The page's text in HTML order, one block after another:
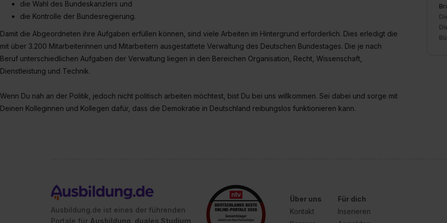
die Wahl des Bundeskanzlers und
die Kontrolle der Bundesregierung.
Damit die Abgeordneten ihre Aufgaben erfüllen können, sind viele Arbeiten im Hintergrund erforderlich. Dies erledigt die
mit über 3.200 Mitarbeiterinnen und Mitarbeitern ausgestattete Verwaltung des Deutschen Bundestages. Die je nach
Beruf unterschiedlichen Aufgaben der Verwaltung liegen in den Bereichen Organisation, Recht, Wissenschaft,
Dienstleistung und Technik.
Wenn Du nah an der Politik, jedoch nicht politisch arbeiten möchtest, bist Du bei uns willkommen. Sei dabei und sorge mit
Deinen Kolleginnen und Kollegen dafür, dass die Demokratie in Deutschland reibungslos funktionieren kann.
Ausbildung.de ist eines der führenden
Portale für Ausbildung, duales Studium
Über uns
Kontakt
Für dich
Inserieren